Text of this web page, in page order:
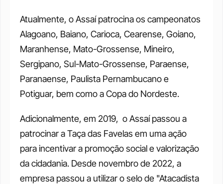
Atualmente, o Assaí patrocina os campeonatos
Alagoano, Baiano, Carioca, Cearense, Goiano,
Maranhense, Mato-Grossense, Mineiro,
Sergipano, Sul-Mato-Grossense, Paraense,
Paranaense, Paulista Pernambucano e
Potiguar, bem como a Copa do Nordeste.
Adicionalmente, em 2019,  o Assaí passou a
patrocinar a Taça das Favelas em uma ação
para incentivar a promoção social e valorização
da cidadania. Desde novembro de 2022, a
empresa passou a utilizar o selo de "Atacadista